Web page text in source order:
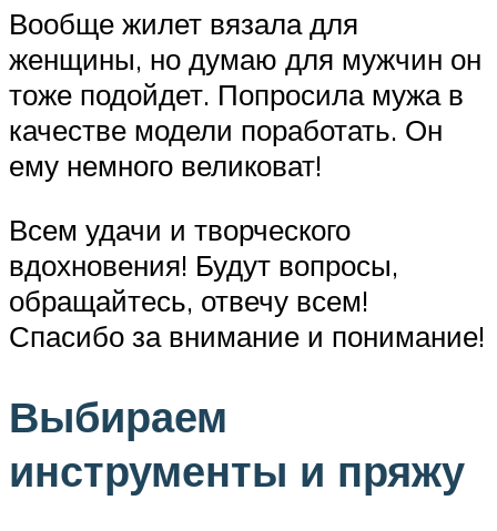
Вообще жилет вязала для
женщины, но думаю для мужчин он
тоже подойдет. Попросила мужа в
качестве модели поработать. Он
ему немного великоват!
Всем удачи и творческого
вдохновения! Будут вопросы,
обращайтесь, отвечу всем!
Спасибо за внимание и понимание!
Выбираем
инструменты и пряжу